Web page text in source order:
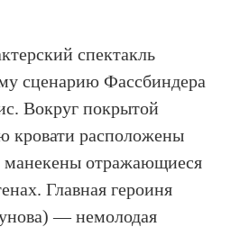
спектакль
сценарию Фассбиндера
Вокруг покрытой
кровати расположены
манекены отражающиеся
Главная героиня
— немолодая